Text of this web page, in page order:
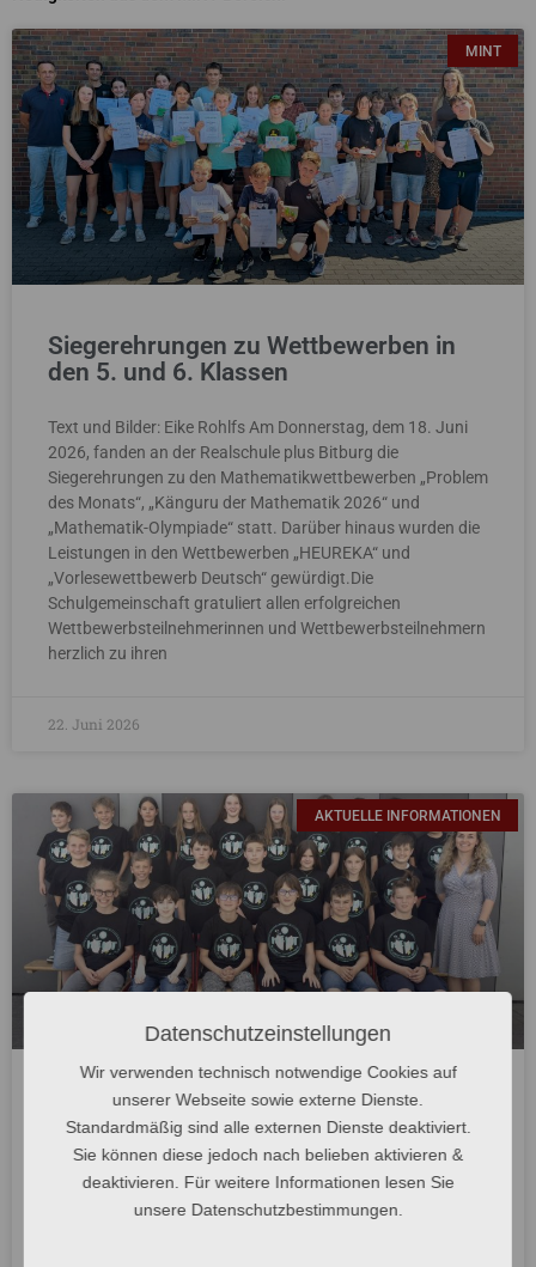
MINT
Siegerehrungen zu Wettbewerben in
den 5. und 6. Klassen
Text und Bilder: Eike Rohlfs Am Donnerstag, dem 18. Juni
2026, fanden an der Realschule plus Bitburg die
Siegerehrungen zu den Mathematikwettbewerben „Problem
des Monats“, „Känguru der Mathematik 2026“ und
„Mathematik-Olympiade“ statt. Darüber hinaus wurden die
Leistungen in den Wettbewerben „HEUREKA“ und
„Vorlesewettbewerb Deutsch“ gewürdigt.Die
Schulgemeinschaft gratuliert allen erfolgreichen
Wettbewerbsteilnehmerinnen und Wettbewerbsteilnehmern
herzlich zu ihren
22. Juni 2026
AKTUELLE INFORMATIONEN
Natur trifft Wissenschaft – MINT am
Abend der 6l
„Natur trifft Wissenschaft“ unter diesem Motto
veranstaltete die MINT-Klasse 6l ihren „MINT am Abend“ am
S
e
i
t
e
S
e
i
t
e
S
e
i
t
e
S
i
t
e
S
e
i
t
e
Datenschutzeinstellungen
Wir verwenden technisch notwendige Cookies auf
unserer Webseite sowie externe Dienste.
Standardmäßig sind alle externen Dienste deaktiviert.
Sie können diese jedoch nach belieben aktivieren &
deaktivieren. Für weitere Informationen lesen Sie
unsere Datenschutzbestimmungen.